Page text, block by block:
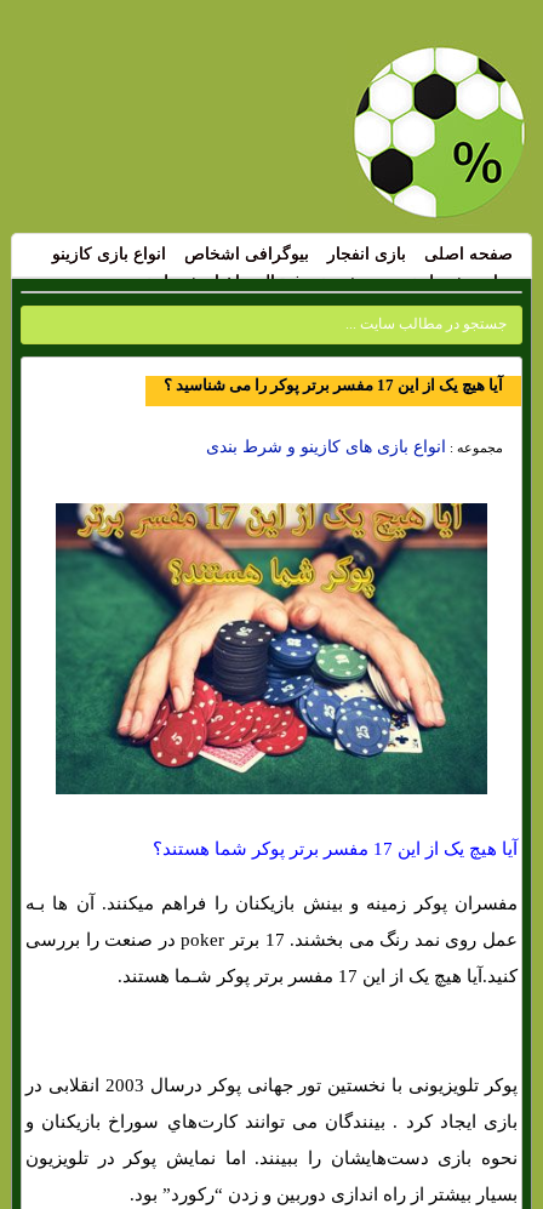
صفحه اصلی بازی انفجار بیوگرافی اشخاص
انواع بازی کازینو
سایت شرط بندی
پیش بینی فوتبال اخبار شرط بندی
آیا هیچ یک از این 17 مفسر برتر پوکر را می شناسید ؟
مجموعه : انواع بازی های کازینو و شرط بندی
آیا هیچ یک از این 17 مفسر برتر پوکر شما هستند؟
مفسران پوکر زمینه و بینش بازیکنان را فراهم میکنند. آن ها بـه
عمل روی نمد رنگ می بخشند. 17 برتر poker در صنعت را بررسی
کنید.آیا هیچ یک از این 17 مفسر برتر پوکر شـما هستند.
پوکر تلویزیونی با نخستین تور جهانی پوکر درسال 2003 انقلابی در
بازی ایجاد کرد . بینندگان می توانند کارت‌هاي‌ سوراخ بازیکنان و
نحوه بازی دست‌هایشان را ببینند. اما نمایش پوکر در تلویزیون
بسیار بیشتر از راه اندازی دوربین و زدن “رکورد” بود.